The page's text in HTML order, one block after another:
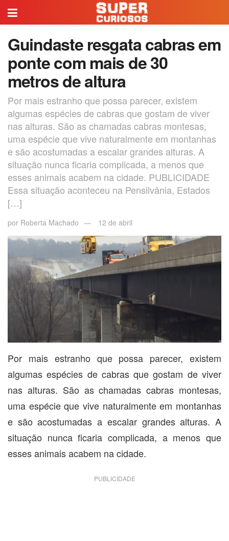
Guindaste resgata cabras em
ponte com mais de 30
metros de altura
Por mais estranho que possa parecer, existem
algumas espécies de cabras que gostam de viver
nas alturas. São as chamadas cabras montesas,
uma espécie que vive naturalmente em montanhas
e são acostumadas a escalar grandes alturas. A
situação nunca ficaria complicada, a menos que
esses animais acabem na cidade. PUBLICIDADE
Essa situação aconteceu na Pensilvânia, Estados
[…]
por Roberta Machado 12 de abril
Por mais estranho que possa parecer, existem
algumas espécies de cabras que gostam de viver
nas alturas. São as chamadas cabras montesas,
uma espécie que vive naturalmente em montanhas
e são acostumadas a escalar grandes alturas. A
situação nunca ficaria complicada, a menos que
esses animais acabem na cidade.
PUBLICIDADE